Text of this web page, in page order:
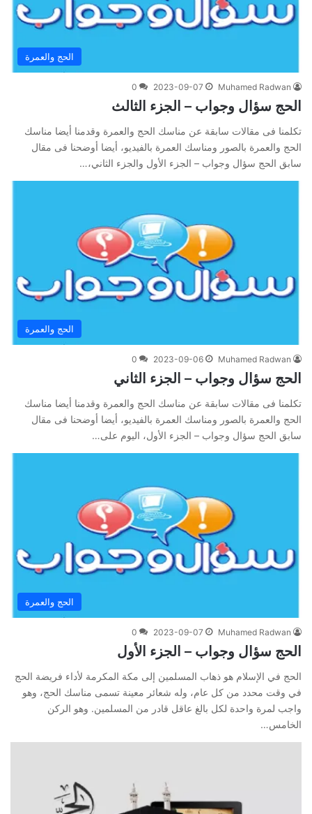
الحج والعمرة
Muhamed Radwan
2023-09-07
0
الحج سؤال وجواب – الجزء الثالث
تكلمنا فى مقالات سابقة عن مناسك الحج والعمرة وقدمنا أيضا مناسك
الحج والعمرة بالصور ومناسك العمرة بالفيديو، أيضا أوضحنا فى مقال
سابق الحج سؤال وجواب – الجزء الأول والجزء الثاني،…
الحج والعمرة
Muhamed Radwan
2023-09-06
0
الحج سؤال وجواب – الجزء الثاني
تكلمنا فى مقالات سابقة عن مناسك الحج والعمرة وقدمنا أيضا مناسك
الحج والعمرة بالصور ومناسك العمرة بالفيديو، أيضا أوضحنا فى مقال
سابق الحج سؤال وجواب – الجزء الأول، اليوم على…
الحج والعمرة
Muhamed Radwan
2023-09-07
0
الحج سؤال وجواب – الجزء الأول
الحج في الإسلام هو ذهاب المسلمين إلى مكة المكرمة لأداء فريضة الحج
في وقت محدد من كل عام، وله شعائر معينة تسمى مناسك الحج، وهو
واجب لمرة واحدة لكل بالغ عاقل قادر من المسلمين. وهو الركن
الخامس…